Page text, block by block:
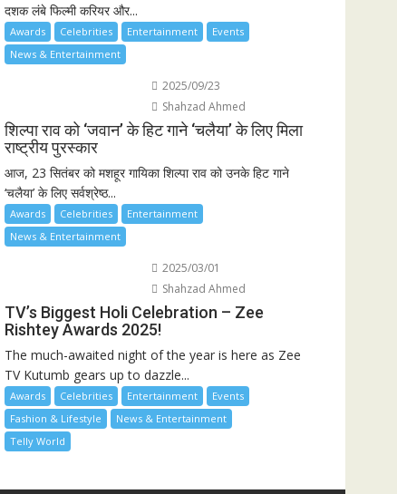
दशक लंबे फिल्मी करियर और...
Awards Celebrities Entertainment
Events
News & Entertainment
2025/09/23
Shahzad Ahmed
शिल्पा राव को ‘जवान’ के हिट गाने ‘चलैया’ के लिए मिला
राष्ट्रीय पुरस्कार
आज, 23 सितंबर को मशहूर गायिका शिल्पा राव को उनके हिट गाने
‘चलैया’ के लिए सर्वश्रेष्ठ...
Awards Celebrities
Entertainment
News & Entertainment
2025/03/01
Shahzad Ahmed
TV’s Biggest Holi Celebration – Zee
Rishtey Awards 2025!
The much-awaited night of the year is here as Zee
TV Kutumb gears up to dazzle...
Awards Celebrities Entertainment
Events
Fashion & Lifestyle
News & Entertainment
Telly World